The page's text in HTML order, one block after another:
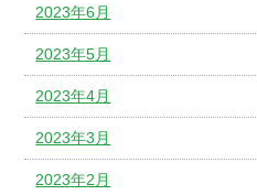
2023年6月
2023年5月
2023年4月
2023年3月
2023年2月